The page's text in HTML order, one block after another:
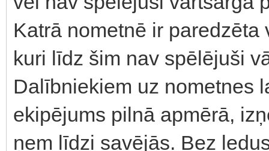
Katrā nometnē ir
kuri līdz šim nav spēlējuši
Dalībniekiem uz nometnes
ekipējums pilnā apmērā,
ņem līdzi savējās. Bez